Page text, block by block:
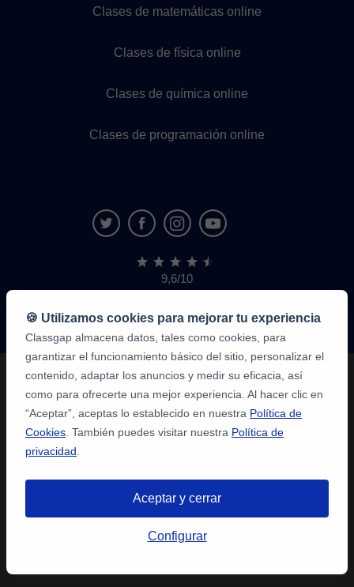
Clases de matemáticas online
Clases de física online
Clases de química online
Clases de programación online
9,6/10
1,339,284
de
alumnos
🍪 Utilizamos cookies para mejorar tu experiencia
Classgap almacena datos, tales como cookies, para
garantizar el funcionamiento básico del sitio, personalizar el
contenido, adaptar los anuncios y medir su eficacia, así
como para ofrecerte una mejor experiencia. Al hacer clic en
“Aceptar”, aceptas lo establecido en nuestra Política de
Cookies . También puedes visitar nuestra Política de
privacidad
Aceptar y cerrar
Configurar